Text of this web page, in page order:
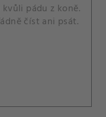
pádu z koně.
číst ani psát.